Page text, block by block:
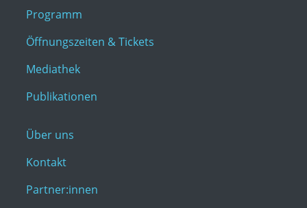
Programm
Öffnungszeiten & Tickets
Mediathek
Publikationen
Über uns
Kontakt
Partner:innen